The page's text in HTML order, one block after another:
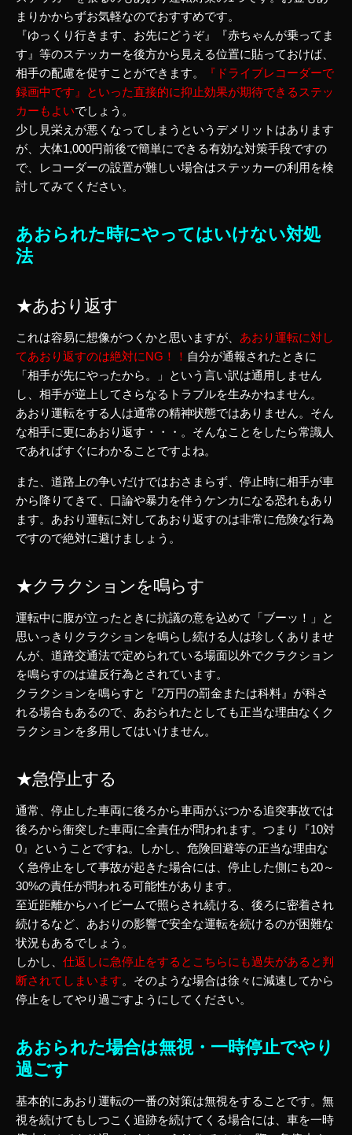
まりかからずお気軽なのでおすすめです。
『ゆっくり行きます、お先にどうぞ』『赤ちゃんが乗ってま
す』等のステッカーを後方から見える位置に貼っておけば、
相手の配慮を促すことができます。
『ドライブレコーダーで
録画中です』といった直接的に抑止効果が期待できるステッ
カーもよいでしょう。
少し見栄えが悪くなってしまうというデメリットはあります
が、大体1,000円前後で簡単にできる有効な対策手段ですの
で、レコーダーの設置が難しい場合はステッカーの利用を検
討してみてください。
あおられた時にやってはいけない対処
法
★あおり返す
これは容易に想像がつくかと思いますが、 あおり運転に対し
てあおり返すのは絶対にNG！！ 自分が通報されたときに
「相手が先にやったから。」という言い訳は通用しません
し、相手が逆上してさらなるトラブルを生みかねません。
あおり運転をする人は通常の精神状態ではありません。そん
な相手に更にあおり返す・・・。そんなことをしたら常識人
であればすぐにわかることですよね。
また、道路上の争いだけではおさまらず、停止時に相手が車
から降りてきて、口論や暴力を伴うケンカになる恐れもあり
ます。あおり運転に対してあおり返すのは非常に危険な行為
ですので絶対に避けましょう。
★クラクションを鳴らす
運転中に腹が立ったときに抗議の意を込めて「ブーッ！」と
思いっきりクラクションを鳴らし続ける人は珍しくありませ
んが、道路交通法で定められている場面以外でクラクション
を鳴らすのは違反行為とされています。
クラクションを鳴らすと『2万円の罰金または科料』が科さ
れる場合もあるので、あおられたとしても正当な理由なくク
ラクションを多用してはいけません。
★急停止する
通常、停止した車両に後ろから車両がぶつかる追突事故では
後ろから衝突した車両に全責任が問われます。つまり『10対
0』ということですね。しかし、危険回避等の正当な理由な
く急停止をして事故が起きた場合には、停止した側にも20～
30%の責任が問われる可能性があります。
至近距離からハイビームで照らされ続ける、後ろに密着され
続けるなど、あおりの影響で安全な運転を続けるのが困難な
状況もあるでしょう。
しかし、 仕返しに急停止をするとこちらにも過失があると判
断されてしまいます。そのような場合は徐々に減速してから
停止をしてやり過ごすようにしてください。
あおられた場合は無視・一時停止でやり
過ごす
基本的にあおり運転の一番の対策は無視をすることです。無
視を続けてもしつこく追跡を続けてくる場合には、車を一時